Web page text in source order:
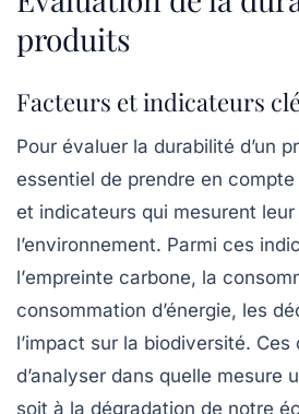
produits
Facteurs et indicateurs
Pour évaluer la durabilité d’un
essentiel de prendre en
et indicateurs qui mesurent
l’environnement. Parmi ces
l’empreinte carbone, la
consommation d’énergie, les
l’impact sur la biodiversité. Ces
d’analyser dans quelle mesure
soit à la dégradation de notre